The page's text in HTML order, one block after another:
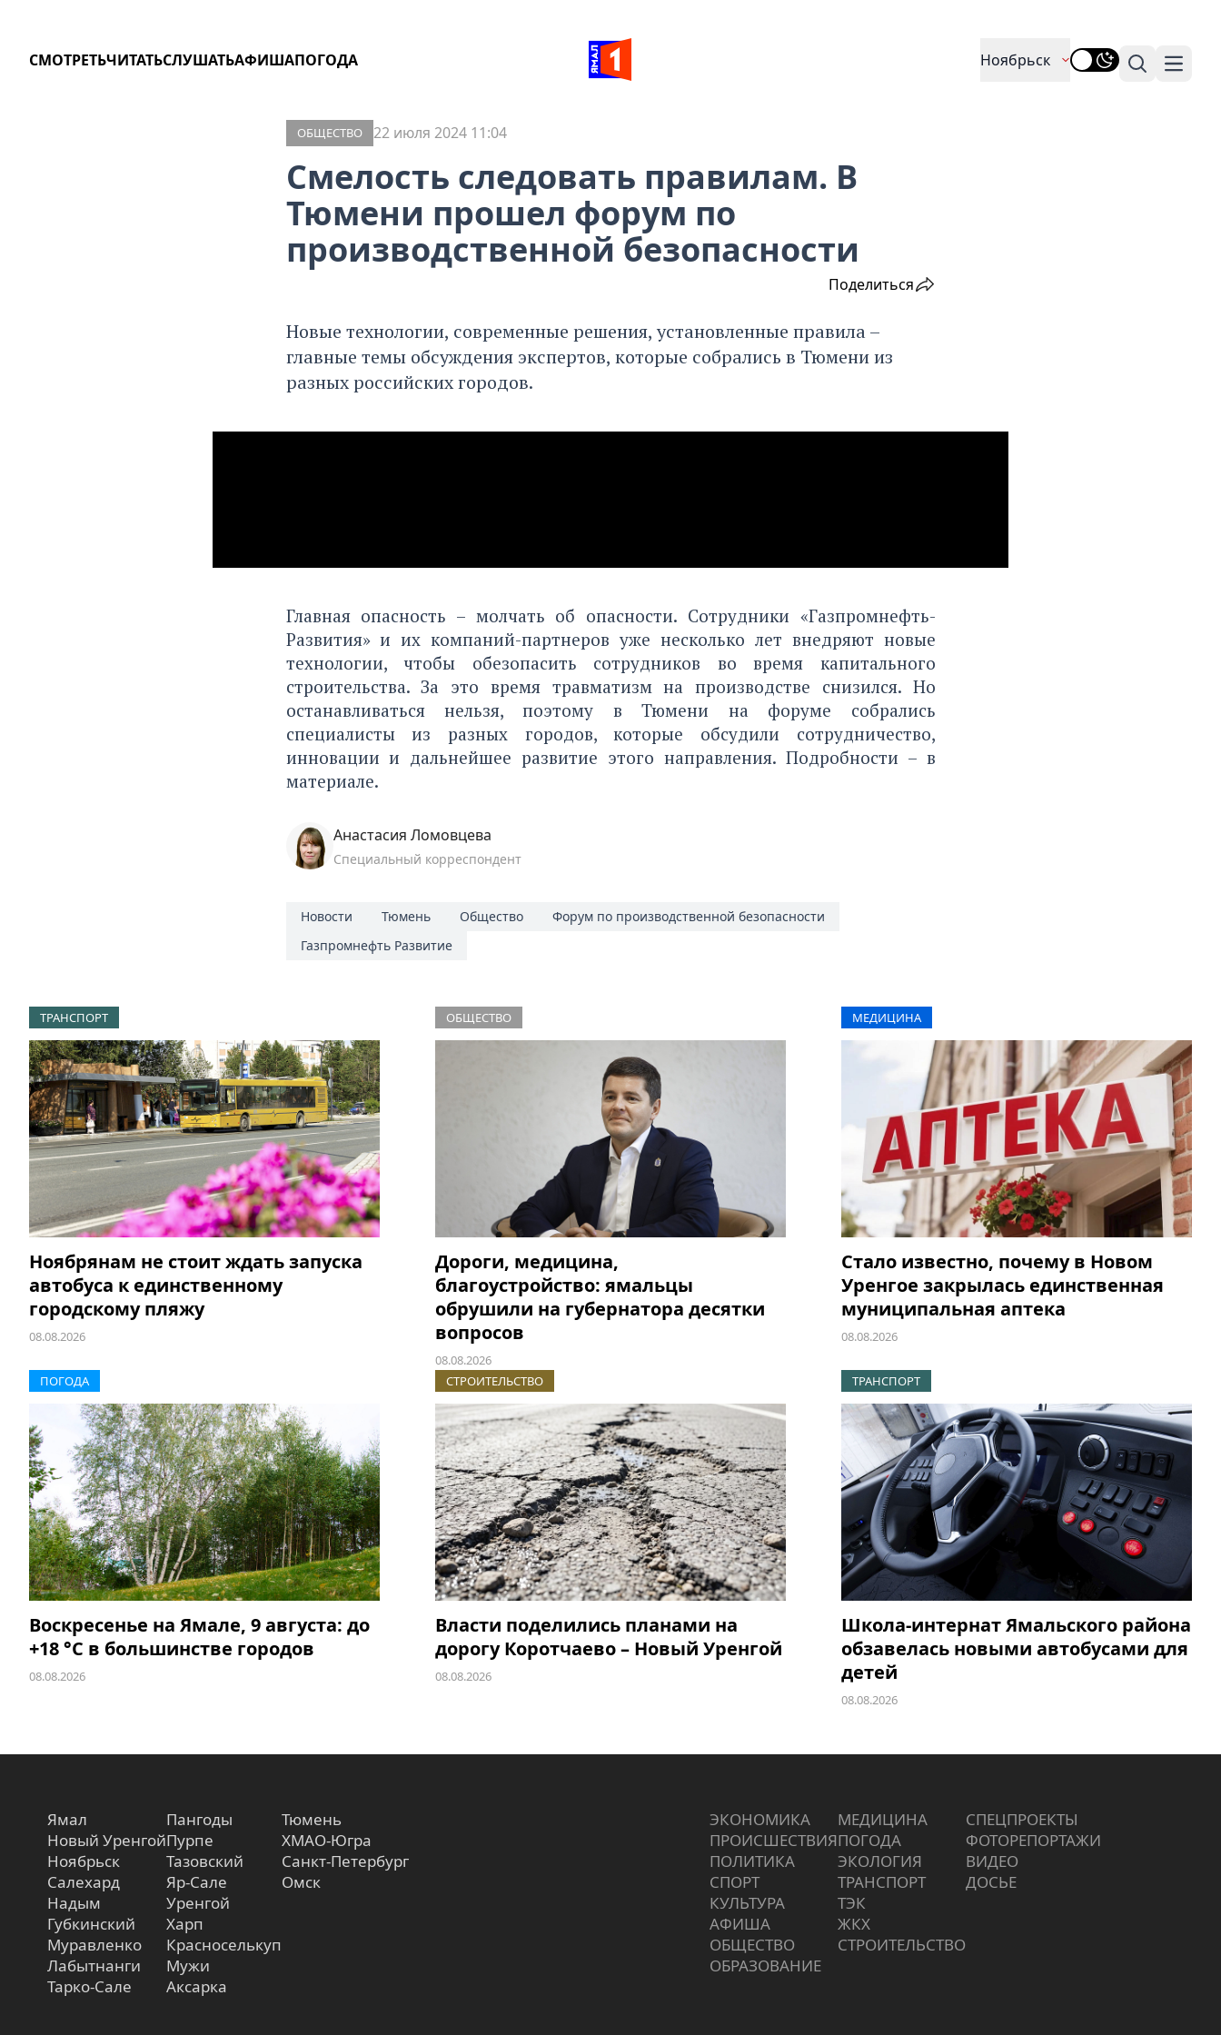
СМОТРЕТЬЧИТАТЬСЛУШАТЬАФИШАПОГОДА Ноябрьск
Поиск
ОБЩЕСТВО 22 июля 2024 11:04
Смелость следовать правилам. В
Тюмени прошел форум по
производственной безопасности
Поделиться
Новые технологии, современные решения, установленные правила –
главные темы обсуждения экспертов, которые собрались в Тюмени из
разных российских городов.
Главная опасность – молчать об опасности. Сотрудники «Газпромнефть-
Развития» и их компаний-партнеров уже несколько лет внедряют новые
технологии, чтобы обезопасить сотрудников во время капитального
строительства. За это время травматизм на производстве снизился. Но
останавливаться нельзя, поэтому в Тюмени на форуме собрались
специалисты из разных городов, которые обсудили сотрудничество,
инновации и дальнейшее развитие этого направления. Подробности – в
материале.
Анастасия Ломовцева
Специальный корреспондент
Новости Тюмень Общество
Форум по производственной безопасности
Газпромнефть Развитие
ТРАНСПОРТ
Ноябрянам не стоит ждать запуска
автобуса к единственному
городскому пляжу
08.08.2026
ОБЩЕСТВО
Дороги, медицина,
благоустройство: ямальцы
обрушили на губернатора десятки
вопросов
08.08.2026
МЕДИЦИНА
Стало известно, почему в Новом
Уренгое закрылась единственная
муниципальная аптека
08.08.2026
ПОГОДА
Воскресенье на Ямале, 9 августа: до
+18 °C в большинстве городов
08.08.2026
СТРОИТЕЛЬСТВО
Власти поделились планами на
дорогу Коротчаево – Новый Уренгой
08.08.2026
ТРАНСПОРТ
Школа-интернат Ямальского района
обзавелась новыми автобусами для
детей
08.08.2026
Ямал
Новый Уренгой
Ноябрьск
Салехард
Надым
Губкинский
Муравленко
Лабытнанги
Тарко-Сале
Пангоды
Пурпе
Тазовский
Яр-Сале
Уренгой
Харп
Красноселькуп
Мужи
Аксарка
Тюмень
ХМАО-Югра
Санкт-Петербург
Омск
ЭКОНОМИКА
ПРОИCШЕСТВИЯ
ПОЛИТИКА
СПОРТ
КУЛЬТУРА
АФИША
ОБЩЕСТВО
ОБРАЗОВАНИЕ
МЕДИЦИНА
ПОГОДА
ЭКОЛОГИЯ
ТРАНСПОРТ
ТЭК
ЖКХ
СТРОИТЕЛЬСТВО
СПЕЦПРОЕКТЫ
ФОТОРЕПОРТАЖИ
ВИДЕО
ДОСЬЕ